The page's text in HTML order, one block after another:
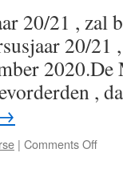
20/21 , zal
20/21
2020.De
,
| Comments Offon